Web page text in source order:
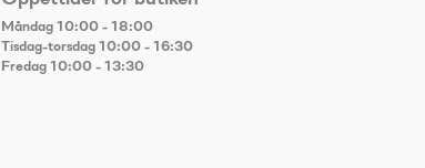
Måndag 10:00 - 18:00
Tisdag-torsdag 10:00 - 16:30
Fredag 10:00 - 13:30